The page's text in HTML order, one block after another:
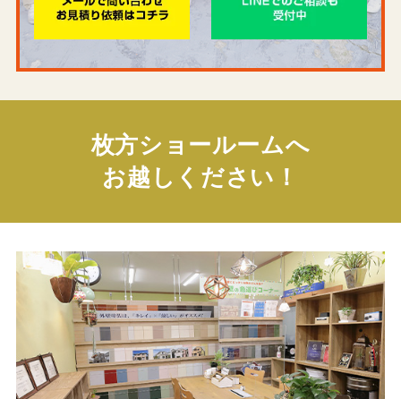
枚方ショールームへ
お越しください！